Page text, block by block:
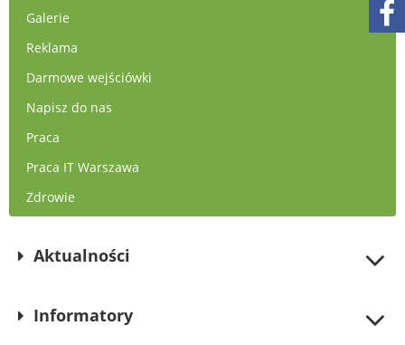
Galerie
Reklama
Darmowe wejściówki
Napisz do nas
Praca
Praca IT Warszawa
Zdrowie
Aktualności
Informatory